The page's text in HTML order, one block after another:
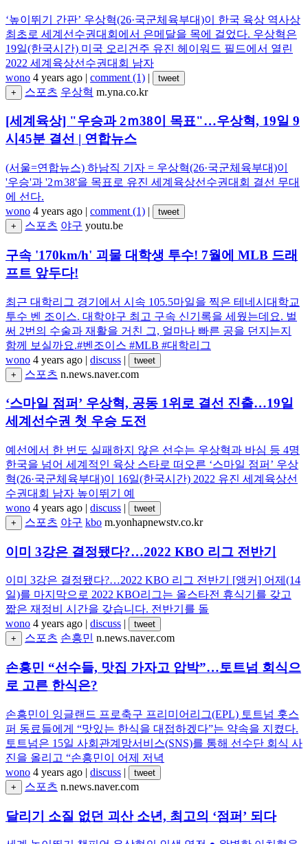
‘높이뛰기 간판’ 우상혁(26·국군체육부대)이 한국 육상 역사상
최초로 세계선수권대회에서 은메달을 목에 걸었다. 우상혁은
19일(한국시간) 미국 오리건주 유진 헤이워드 필드에서 열린
2022 세계육상선수권대회 남자
wono 4 years ago | comment (1) |
tweet
+
스포츠 우상혁 m.yna.co.kr
[세계육상] "우승과 2ｍ38이 목표"…우상혁, 19일 9
시45분 결선 | 연합뉴스
(서울=연합뉴스) 하남직 기자 = 우상혁(26·국군체육부대)이
'우승'과 '2ｍ38'을 목표로 유진 세계육상선수권대회 결선 무대
에 선다.
wono 4 years ago | comment (1) |
tweet
+
스포츠 야구 youtu.be
구속 '170km/h' 괴물 대학생 투수! 7월에 MLB 드래
프트 앞두다!
최근 대학리그 경기에서 시속 105.5마일을 찍은 테네시대학교
투수 벤 조이스. 대학야구 최고 구속 신기록을 세웠는데요. 벌
써 2번의 수술과 재활을 거친 그, 얼마나 빠른 공을 던지는지
함께 보실까요.#벤조이스 #MLB #대학리그
wono 4 years ago | discuss |
tweet
+
스포츠 n.news.naver.com
‘스마일 점퍼’ 우상혁, 공동 1위로 결선 진출…19일
세계선수권 첫 우승 도전
예선에서 한 번도 실패하지 않은 선수는 우상혁과 바심 등 4명
한국을 넘어 세계적인 육상 스타로 떠오른 ‘스마일 점퍼’ 우상
혁(26·국군체육부대)이 16일(한국시간) 2022 유진 세계육상선
수권대회 남자 높이뛰기 예
wono 4 years ago | discuss |
tweet
+
스포츠 야구 kbo m.yonhapnewstv.co.kr
이미 3강은 결정됐다?…2022 KBO 리그 전반기
이미 3강은 결정됐다?…2022 KBO 리그 전반기 [앵커] 어제(14
일)를 마지막으로 2022 KBO리그는 올스타전 휴식기를 갖고
짧은 재정비 시간을 갖습니다. 전반기를 돌
wono 4 years ago | discuss |
tweet
+
스포츠 손흥민 n.news.naver.com
손흥민 “선수들, 맛집 가자고 압박”…토트넘 회식으
로 고른 한식은?
손흥민이 잉글랜드 프로축구 프리미어리그(EPL) 토트넘 홋스
퍼 동료들에게 “맛있는 한식을 대접하겠다”는 약속을 지켰다.
토트넘은 15일 사회관계망서비스(SNS)를 통해 선수단 회식 사
진을 올리고 “손흥민이 어제 저녁
wono 4 years ago | discuss |
tweet
+
스포츠 n.news.naver.com
달리기 소질 없던 괴산 소년, 최고의 ‘점퍼’ 되다